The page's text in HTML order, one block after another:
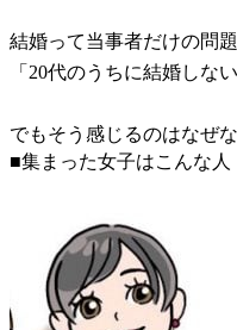
結婚って当事者だけの問
「20代のうちに結婚し
でもそう感じるのはなぜ
■集まった女子はこんな人